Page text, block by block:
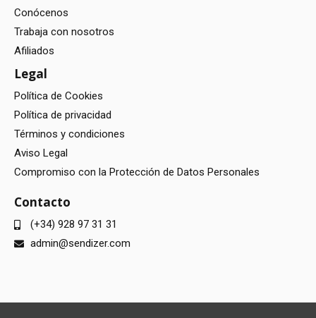
Conócenos
Trabaja con nosotros
Afiliados
Legal
Política de Cookies
Política de privacidad
Términos y condiciones
Aviso Legal
Compromiso con la Protección de Datos Personales
Contacto
(+34) 928 97 31 31
admin@sendizer.com